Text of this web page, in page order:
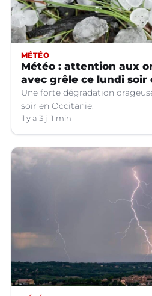
MÉTÉO
Météo : attention aux
avec grêle ce lundi soir
Une forte dégradation
soir en Occitanie.
il y a 3 j 1 min